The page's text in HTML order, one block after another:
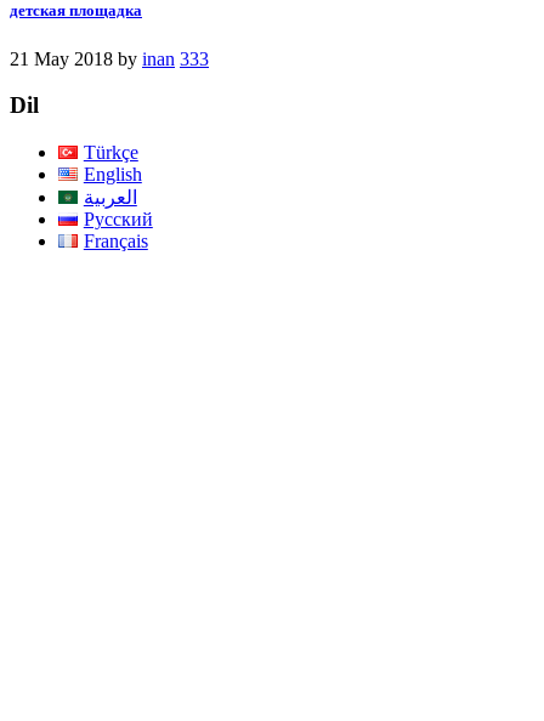
детская площадка
21 May 2018 by inan 333
Dil
Türkçe
English
العربية
Русский
Français